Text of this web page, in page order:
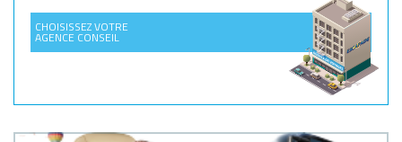
CHOISISSEZ VOTRE
AGENCE CONSEIL